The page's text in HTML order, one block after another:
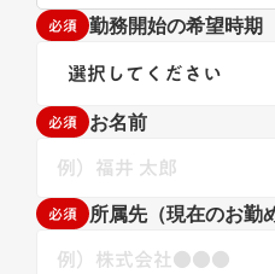
必須 勤務開始の希望時期
必須 お名前
必須 所属先（現在のお勤